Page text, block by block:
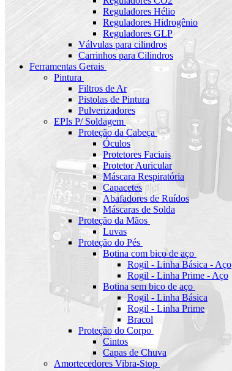
Reguladores Hélio
Reguladores Hidrogênio
Reguladores GLP
Válvulas para cilindros
Carrinhos para Cilindros
Ferramentas Gerais
Pintura
Filtros de Ar
Pistolas de Pintura
Pulverizadores
EPIs P/ Soldagem
Proteção da Cabeça
Óculos
Protetores Faciais
Protetor Auricular
Máscara Respiratória
Capacetes
Abafadores de Ruídos
Máscaras de Solda
Proteção da Mãos
Luvas
Proteção do Pés
Botina com bico de aço
Rogil - Linha Básica - Aço
Rogil - Linha Prime - Aço
Botina sem bico de aço
Rogil - Linha Básica
Rogil - Linha Prime
Bracol
Proteção do Corpo
Cintos
Capas de Chuva
Amortecedores Vibra-Stop